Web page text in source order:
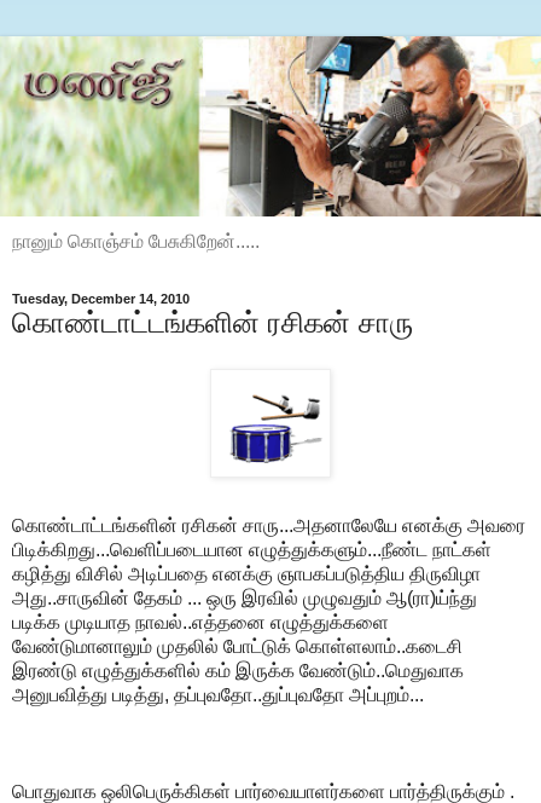
நானும் கொஞ்சம் பேசுகிறேன்.....
Tuesday, December 14, 2010
கொண்டாட்டங்களின் ரசிகன் சாரு
கொண்டாட்டங்களின் ரசிகன் சாரு...அதனாலேயே எனக்கு அவரை
பிடிக்கிறது...வெளிப்படையான எழுத்துக்களும்...நீண்ட நாட்கள்
கழித்து விசில் அடிப்பதை எனக்கு ஞாபகப்படுத்திய திருவிழா
அது..சாருவின் தேகம் ... ஒரு இரவில் முழுவதும் ஆ(ரா)ய்ந்து
படிக்க முடியாத நாவல்..எத்தனை எழுத்துக்களை
வேண்டுமானாலும் முதலில் போட்டுக் கொள்ளலாம்..கடைசி
இரண்டு எழுத்துக்களில் கம் இருக்க வேண்டும்..மெதுவாக
அனுபவித்து படித்து, தப்புவதோ..துப்புவதோ அப்புறம்...
பொதுவாக ஒலிபெருக்கிகள் பார்வையாளர்களை பார்த்திருக்கும் .